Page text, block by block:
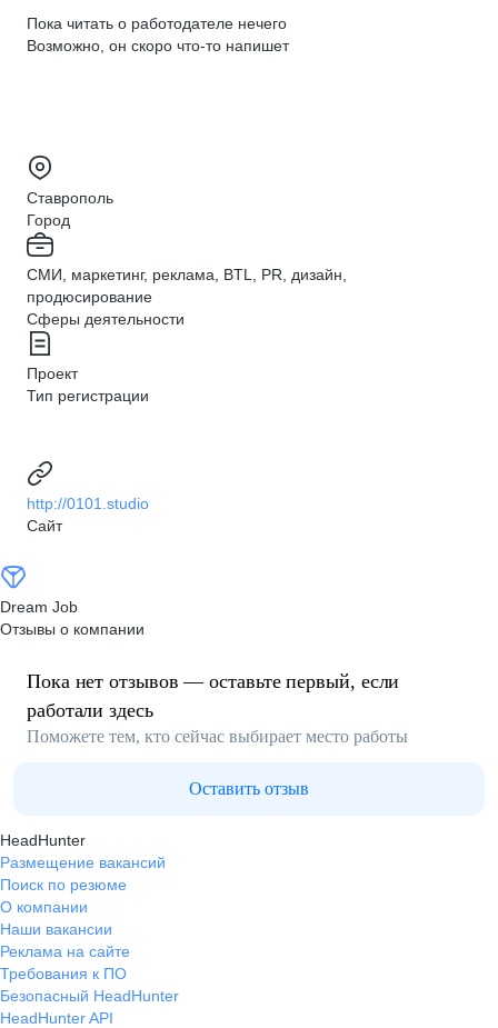
Пока читать о работодателе нечего
Возможно, он скоро что‑то напишет
Ставрополь
Город
СМИ, маркетинг, реклама, BTL, PR, дизайн,
продюсирование
Сферы деятельности
Проект
Тип регистрации
http://0101.studio
Сайт
Dream Job
Отзывы о компании
Пока нет отзывов — оставьте первый, если
работали здесь
Поможете тем, кто сейчас выбирает место работы
Оставить отзыв
HeadHunter
Размещение вакансий
Поиск по резюме
О компании
Наши вакансии
Реклама на сайте
Требования к ПО
Безопасный HeadHunter
HeadHunter API